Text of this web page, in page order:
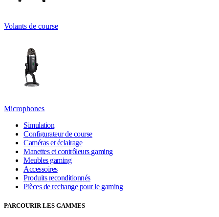
Volants de course
Microphones
Simulation
Configurateur de course
Caméras et éclairage
Manettes et contrôleurs gaming
Meubles gaming
Accessoires
Produits reconditionnés
Pièces de rechange pour le gaming
PARCOURIR LES GAMMES